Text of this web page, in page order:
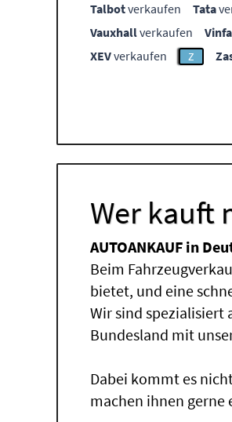
Talbotverkaufen Tata
Vauxhallverkaufen
XEVverkaufen Z
Wer kauft
AUTOANKAUF in
Beim
bietet, und eine
Wir sind spezialisiert
Bundesland mit
Dabei kommt es
machen ihnen gerne